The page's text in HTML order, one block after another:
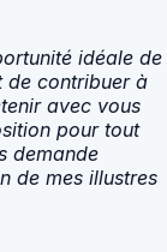
idéale de
de contribuer à
avec vous
pour tout
demande
de mes illustres